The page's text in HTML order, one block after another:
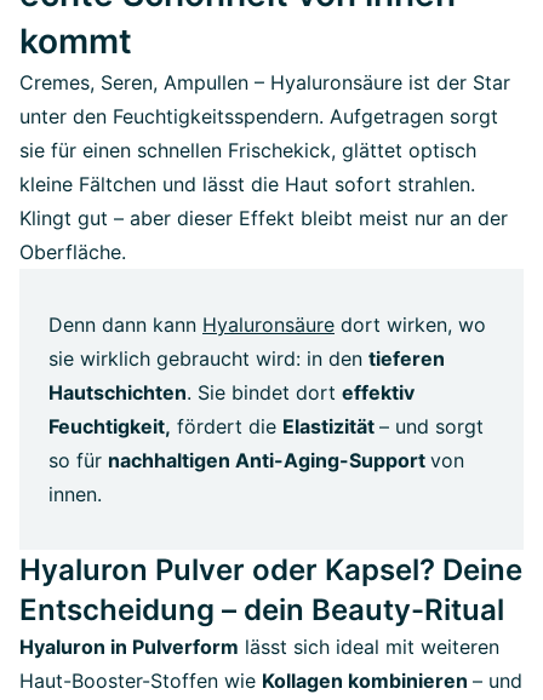
kommt
Cremes, Seren, Ampullen – Hyaluronsäure ist der Star
unter den Feuchtigkeitsspendern. Aufgetragen sorgt
sie für einen schnellen Frischekick, glättet optisch
kleine Fältchen und lässt die Haut sofort strahlen.
Klingt gut – aber dieser Effekt bleibt meist nur an der
Oberfläche.
Denn dann kann Hyaluronsäure dort wirken, wo
sie wirklich gebraucht wird: in den tieferen
Hautschichten. Sie bindet dort effektiv
Feuchtigkeit, fördert die Elastizität – und sorgt
so für nachhaltigen Anti-Aging-Support von
innen.
Hyaluron Pulver oder Kapsel? Deine
Entscheidung – dein Beauty-Ritual
Hyaluron in Pulverform lässt sich ideal mit weiteren
Haut-Booster-Stoffen wie Kollagen kombinieren – und